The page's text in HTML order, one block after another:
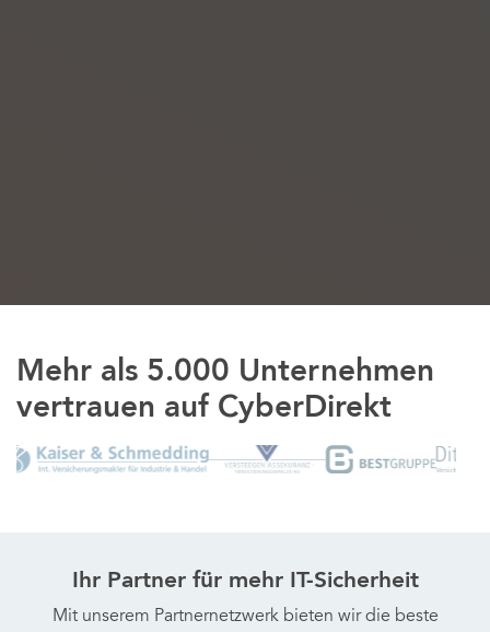
Mehr als 5.000 Unternehmen
vertrauen auf CyberDirekt
Ihr Partner für mehr IT-Sicherheit
Mit unserem Partnernetzwerk bieten wir die beste